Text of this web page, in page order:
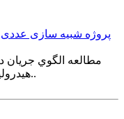
پروژه شبیه‌ سازی عددی
مطالعه الگوي جريان
هیدرولیک سال­ها به آن معطوف شده است. جری..